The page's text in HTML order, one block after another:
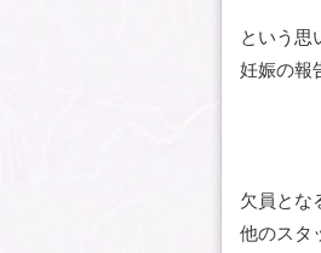
という思
妊娠の報
欠員とな
他のスタ